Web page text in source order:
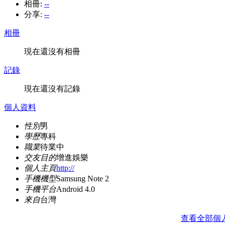
相冊: --
分享: --
相冊
現在還沒有相冊
記錄
現在還沒有記錄
個人資料
性別男
學歷專科
職業待業中
交友目的增進娛樂
個人主頁http://
手機機型Samsung Note 2
手機平台Android 4.0
來自台灣
查看全部個